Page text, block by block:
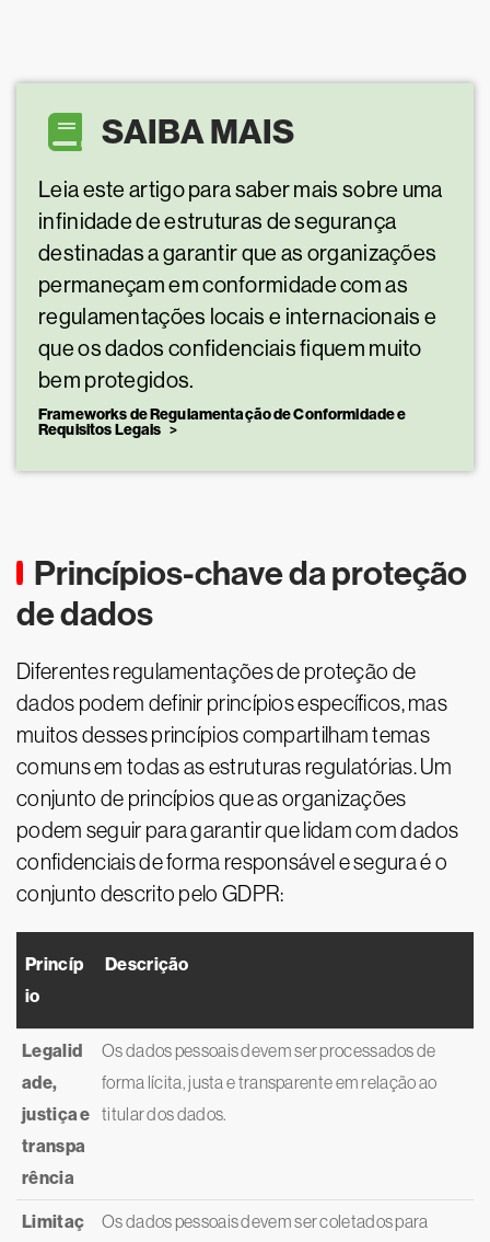
SAIBA MAIS
Leia este artigo para saber mais sobre uma
infinidade de estruturas de segurança
destinadas a garantir que as organizações
permaneçam em conformidade com as
regulamentações locais e internacionais e
que os dados confidenciais fiquem muito
bem protegidos.
Frameworks de Regulamentação de Conformidade e
Requisitos Legais
Princípios-chave da proteção
de dados
Diferentes regulamentações de proteção de
dados podem definir princípios específicos, mas
muitos desses princípios compartilham temas
comuns em todas as estruturas regulatórias. Um
conjunto de princípios que as organizações
podem seguir para garantir que lidam com dados
confidenciais de forma responsável e segura é o
conjunto descrito pelo GDPR:
Princíp
io
Descrição
Legalid
ade,
justiça e
transpa
rência
Os dados pessoais devem ser processados de
forma lícita, justa e transparente em relação ao
titular dos dados.
Limitaç
Os dados pessoais devem ser coletados para